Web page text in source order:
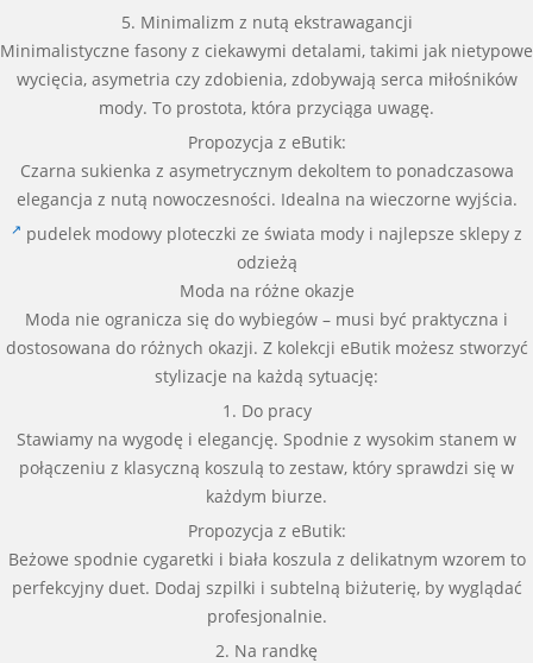
5. Minimalizm z nutą ekstrawagancji
Minimalistyczne fasony z ciekawymi detalami, takimi jak nietypowe
wycięcia, asymetria czy zdobienia, zdobywają serca miłośników
mody. To prostota, która przyciąga uwagę.
Propozycja z eButik:
Czarna sukienka z asymetrycznym dekoltem to ponadczasowa
elegancja z nutą nowoczesności. Idealna na wieczorne wyjścia.
pudelek modowy ploteczki ze świata mody i najlepsze sklepy z
odzieżą
Moda na różne okazje
Moda nie ogranicza się do wybiegów – musi być praktyczna i
dostosowana do różnych okazji. Z kolekcji eButik możesz stworzyć
stylizacje na każdą sytuację:
1. Do pracy
Stawiamy na wygodę i elegancję. Spodnie z wysokim stanem w
połączeniu z klasyczną koszulą to zestaw, który sprawdzi się w
każdym biurze.
Propozycja z eButik:
Beżowe spodnie cygaretki i biała koszula z delikatnym wzorem to
perfekcyjny duet. Dodaj szpilki i subtelną biżuterię, by wyglądać
profesjonalnie.
2. Na randkę